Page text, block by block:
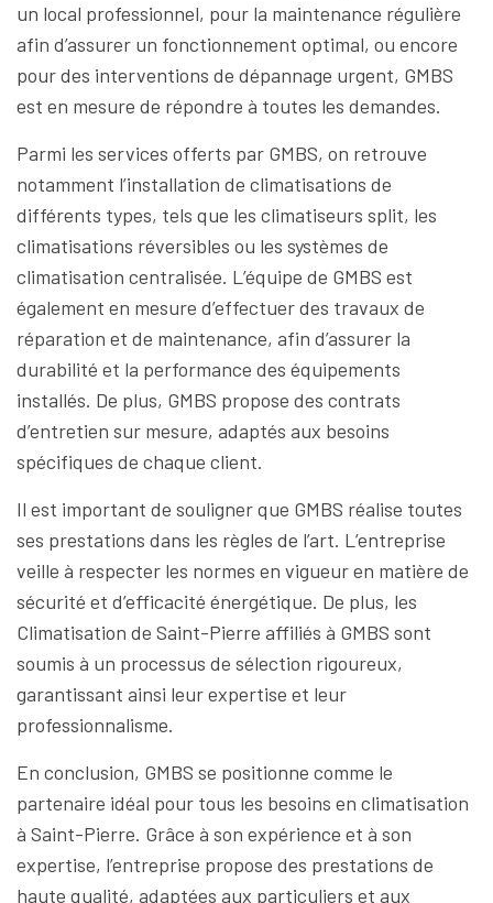
un local professionnel, pour la maintenance régulière
afin d’assurer un fonctionnement optimal, ou encore
pour des interventions de dépannage urgent, GMBS
est en mesure de répondre à toutes les demandes.
Parmi les services offerts par GMBS, on retrouve
notamment l’installation de climatisations de
différents types, tels que les climatiseurs split, les
climatisations réversibles ou les systèmes de
climatisation centralisée. L’équipe de GMBS est
également en mesure d’effectuer des travaux de
réparation et de maintenance, afin d’assurer la
durabilité et la performance des équipements
installés. De plus, GMBS propose des contrats
d’entretien sur mesure, adaptés aux besoins
spécifiques de chaque client.
Il est important de souligner que GMBS réalise toutes
ses prestations dans les règles de l’art. L’entreprise
veille à respecter les normes en vigueur en matière de
sécurité et d’efficacité énergétique. De plus, les
Climatisation de Saint-Pierre affiliés à GMBS sont
soumis à un processus de sélection rigoureux,
garantissant ainsi leur expertise et leur
professionnalisme.
En conclusion, GMBS se positionne comme le
partenaire idéal pour tous les besoins en climatisation
à Saint-Pierre. Grâce à son expérience et à son
expertise, l’entreprise propose des prestations de
haute qualité, adaptées aux particuliers et aux